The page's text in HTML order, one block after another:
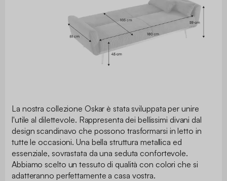
La nostra collezione Oskar è stata sviluppata per unire
l'utile al dilettevole. Rappresenta dei bellissimi divani dal
design scandinavo che possono trasformarsi in letto in
tutte le occasioni. Una bella struttura metallica ed
essenziale, sovrastata da una seduta confortevole.
Abbiamo scelto un tessuto di qualità con colori che si
adatteranno perfettamente a casa vostra.